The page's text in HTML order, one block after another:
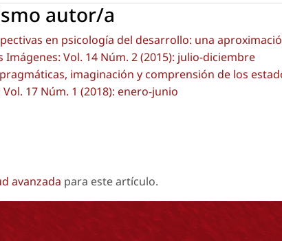
autor/a
en psicología del desarrollo: una
Imágenes: Vol. 14 Núm. 2 (2015): julio-diciembre
imaginación y comprensión de los
17 Núm. 1 (2018): enero-junio
avanzada para este artículo.